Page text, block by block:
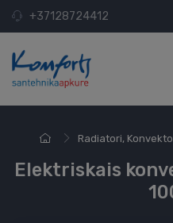
+37128724412
Radiatori,
Elektriskais